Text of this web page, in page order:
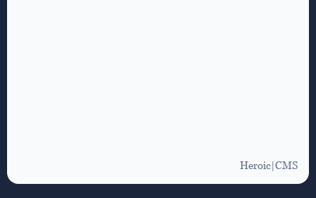
Heroic|CMS